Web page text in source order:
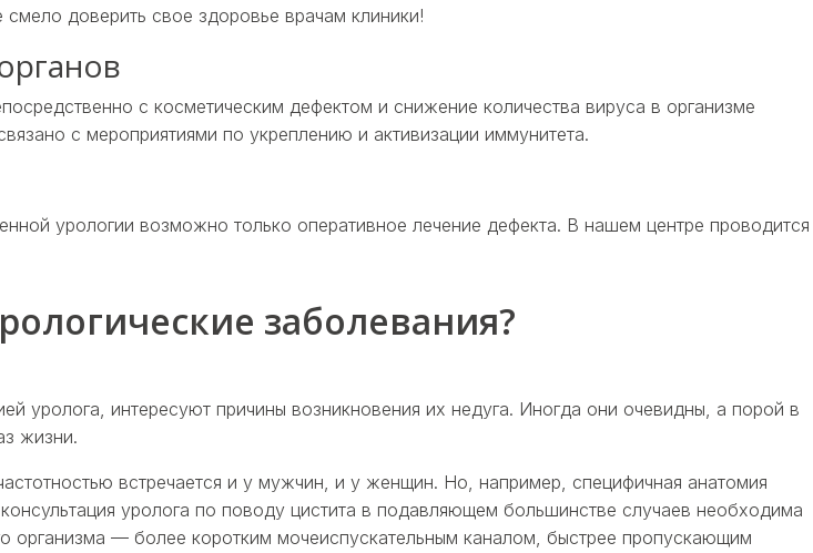
доверить свое здоровье врачам клиники!
с косметическим дефектом и снижение количества вируса в организме
с мероприятиями по укреплению и активизации иммунитета.
урологии возможно только оперативное лечение дефекта. В нашем центре проводится
заболевания?
уролога, интересуют причины возникновения их недуга. Иногда они очевидны, а порой в
жизни.
встречается и у мужчин, и у женщин. Но, например, специфичная анатомия
уролога по поводу цистита в подавляющем большинстве случаев необходима
— более коротким мочеиспускательным каналом, быстрее пропускающим